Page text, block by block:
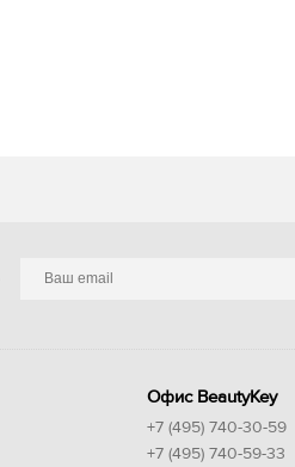
Офис BeautyKey
+7 (495) 740-30-59
+7 (495) 740-59-33